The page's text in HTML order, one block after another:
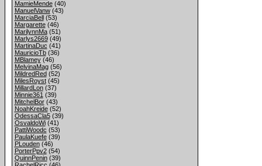
MamieMende(40)
ManuelVanw(43)
MarciaBell(53)
Margarette(46)
MarilynnMa(51)
Marlys2669(49)
MartinaDuc (41)
MauricioTb(36)
MBlamey(46)
MelvinaMag(56)
MildredRed(52)
MilesRoyst(45)
MillardLon(37)
Minnie361 (39)
MitchelBor(43)
NoahKreide(52)
OdessaCla5(39)
OsvaldoWi(41)
PattiWoodc (53)
PaulaKuefe(39)
PLouden(46)
PorterPpv2(54)
QuinnPenin(39)